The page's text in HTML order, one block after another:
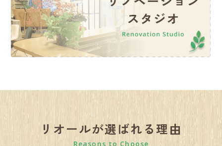
リオールが選ばれる理由
Reasons to Choose